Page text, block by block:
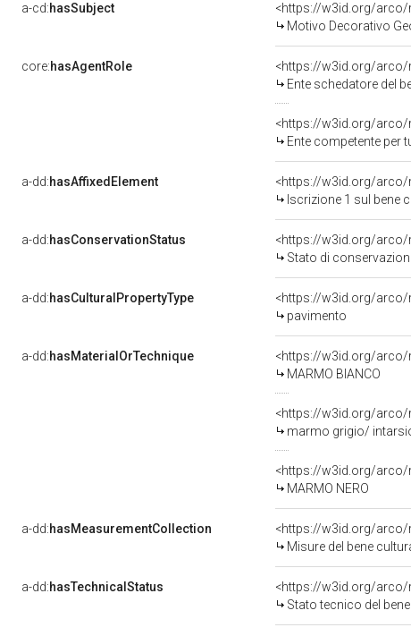
a-cd:hasSubject
<https://w3id.org/
Motivo Decorativo
core:hasAgentRole
<https://w3id.org/arco/
Ente schedatore del
<https://w3id.org/arco/
Ente competente per
a-dd:hasAffixedElement
<https://w3id.org/
Iscrizione 1 sul bene
a-dd:hasConservationStatus
<https://w3id.org/arco/
Stato di
a-dd:hasCulturalPropertyType
<https://w3id.org/arco/
pavimento
a-dd:hasMaterialOrTechnique
<https://w3id.org/
MARMO BIANCO
<https://w3id.org/
marmo grigio/
<https://w3id.org/
MARMO NERO
a-dd:hasMeasurementCollection
<https://w3id.org/arco/
Misure del bene
a-dd:hasTechnicalStatus
<https://w3id.org/arco/
Stato tecnico del